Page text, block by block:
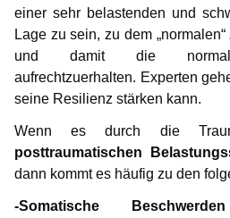
einer sehr belastenden und
Lage zu sein, zu dem
und damit die normale
aufrechtzuerhalten. Experten
seine Resilienz stärken kann.
Wenn es durch die
posttraumatischen
dann kommt es häufig zu den
-Somatische